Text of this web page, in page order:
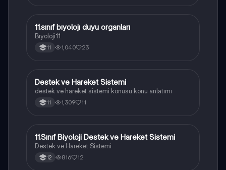
Biyoloji
11.sınıf bıyolojı duyu organları
Bıyoloji11
11 1,040 23
Biyoloji
Destek ve Hareket Sistemi
destek ve hareket sistemi konusu konu anlatımı
11 1,309 11
Biyoloji
11.Sınıf Biyoloji Destek ve Hareket Sistemi
Destek ve Hareket Sistemi
12 816 12